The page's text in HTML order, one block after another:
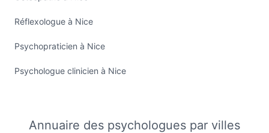
Réflexologue à Nice
Psychopraticien à Nice
Psychologue clinicien à Nice
Annuaire des psychologues par villes